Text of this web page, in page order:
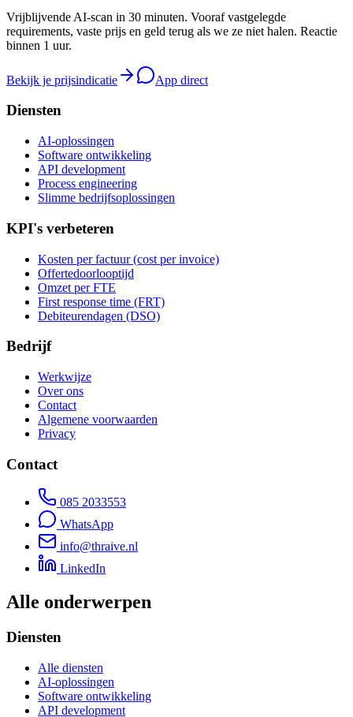
Vrijblijvende AI-scan in 30 minuten. Vooraf vastgelegde
requirements, vaste prijs en geld terug als we ze niet halen. Reactie
binnen 1 uur.
Bekijk je prijsindicatie App direct
Diensten
AI-oplossingen
Software ontwikkeling
API development
Process engineering
Slimme bedrijfsoplossingen
KPI's verbeteren
Kosten per factuur (cost per invoice)
Offertedoorlooptijd
Omzet per FTE
First response time (FRT)
Debiteurendagen (DSO)
Bedrijf
Werkwijze
Over ons
Contact
Algemene voorwaarden
Privacy
Contact
085 2033553
WhatsApp
info@thraive.nl
LinkedIn
Alle onderwerpen
Diensten
Alle diensten
AI-oplossingen
Software ontwikkeling
API development